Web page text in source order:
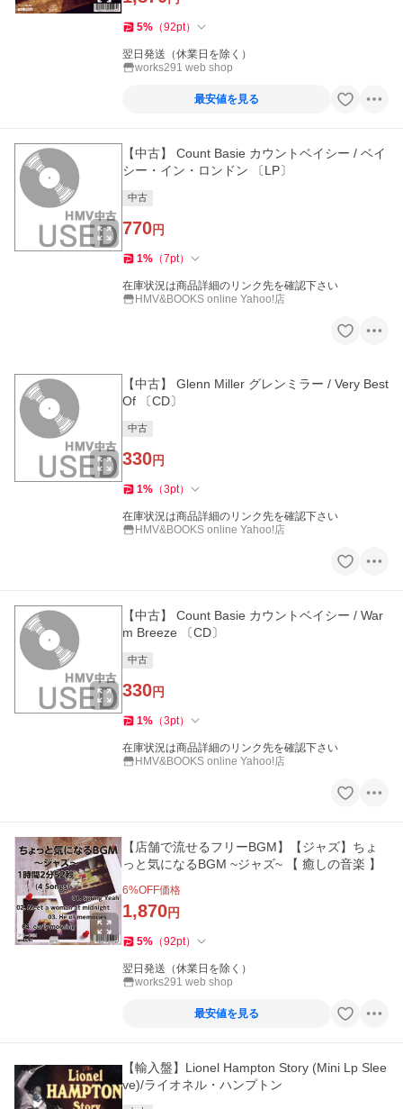
5% （92pt）
翌日発送（休業日を除く）
works291 web shop
最安値を見る
【中古】 Count Basie カウントベイシー / ベイ
シー・イン・ロンドン 〔LP〕
中古
770円
1% （7pt）
在庫状況は商品詳細のリンク先を確認下さい
HMV&BOOKS online Yahoo!店
【中古】 Glenn Miller グレンミラー / Very Best
Of 〔CD〕
中古
330円
1% （3pt）
在庫状況は商品詳細のリンク先を確認下さい
HMV&BOOKS online Yahoo!店
【中古】 Count Basie カウントベイシー / War
m Breeze 〔CD〕
中古
330円
1% （3pt）
在庫状況は商品詳細のリンク先を確認下さい
HMV&BOOKS online Yahoo!店
【店舗で流せるフリーBGM】【ジャズ】ちょ
っと気になるBGM ~ジャズ~ 【 癒しの音楽 】
6%OFF価格
1,870円
5% （92pt）
翌日発送（休業日を除く）
works291 web shop
最安値を見る
【輸入盤】Lionel Hampton Story (Mini Lp Slee
ve)/ライオネル・ハンプトン